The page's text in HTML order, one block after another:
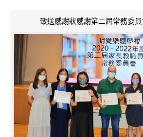
致送感謝狀感謝第二屆常務委